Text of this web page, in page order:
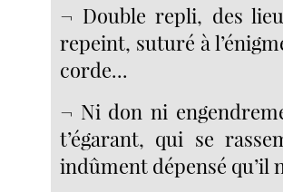
¬ Double repli, des
repeint, suturé à
corde...
¬ Ni don ni
t’égarant, qui se
indûment dépensé qu’il